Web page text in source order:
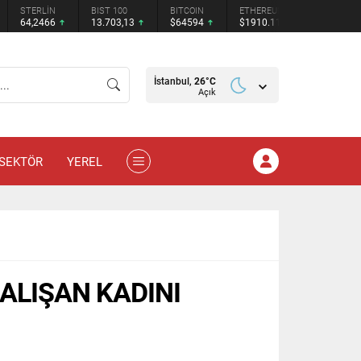
STERLİN
64,2466
BIST 100
13.703,13
BITCOIN
$64594
ETHEREUM
$1910.11
İstanbul, 26°C
Açık
YEREL
KADINI